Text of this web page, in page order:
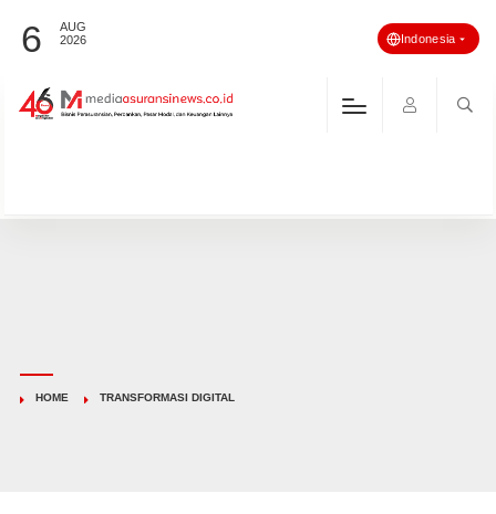
6
AUG
2026
Indonesia
HOME TRANSFORMASI DIGITAL